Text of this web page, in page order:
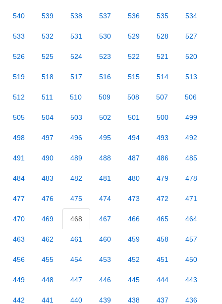
540 539 538 537 536 535 534
533 532 531 530 529 528 527
526 525 524 523 522 521 520
519 518 517 516 515 514 513
512 511 510 509 508 507 506
505 504 503 502 501 500 499
498 497 496 495 494 493 492
491 490 489 488 487 486 485
484 483 482 481 480 479 478
477 476 475 474 473 472 471
470 469 468 467 466 465 464
463 462 461 460 459 458 457
456 455 454 453 452 451 450
449 448 447 446 445 444 443
442 441 440 439 438 437 436